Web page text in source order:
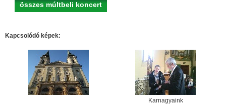
összes múltbeli koncert
Kapcsolódó képek:
Karnagyaink